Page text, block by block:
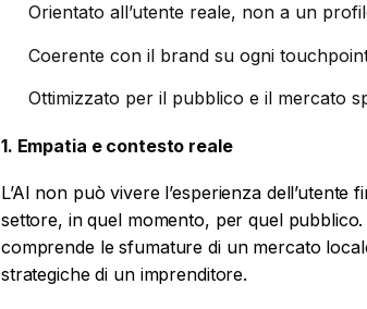
Orientato all’utente reale, non a un
Coerente con il brand su ogni
Ottimizzato per il pubblico e il mercato
1. Empatia e contesto reale
L’AI non può vivere l’esperienza
settore, in quel momento, per quel
comprende le sfumature di un mercato
strategiche di un imprenditore.